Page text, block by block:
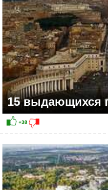
+11
15 выдающихся